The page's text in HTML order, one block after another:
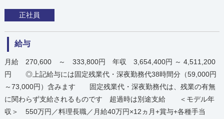
正社員
給与
月給 270,600 ～ 333,800円 年収 3,654,400円 ～ 4,511,200
円 ◎上記給与には固定残業代・深夜勤務代38時間分（59,000円
～73,000円）含みます 固定残業代・深夜勤務代は、残業の有無
に関わらず支給されるものです 超過時は別途支給 ＜モデル年
収＞ 550万円／料理長職／月給40万円×12ヵ月+賞与+各種手当